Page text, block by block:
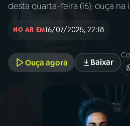
02
desta quarta-feira (16); ouça na
NO AR EM16/07/2025, 22:18
Ouça agora Baixar